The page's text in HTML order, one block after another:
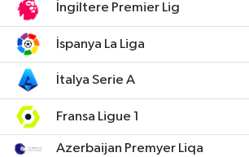
İngiltere Premier Lig
İspanya La Liga
İtalya Serie A
Fransa Ligue 1
Azerbaijan Premyer Liqa